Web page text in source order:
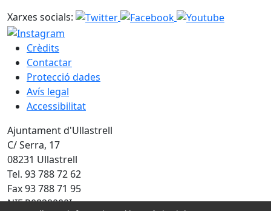
Xarxes socials:
Crèdits
Contactar
Protecció dades
Avís legal
Accessibilitat
Ajuntament d'Ullastrell
C/ Serra, 17
08231 Ullastrell
Tel. 93 788 72 62
Fax 93 788 71 95
NIF P0829000I